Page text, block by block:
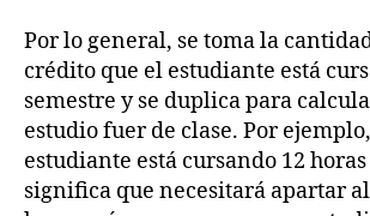
Por lo general, se toma la
crédito que el estudiante está
semestre y se duplica para
estudio fuer de clase. Por
estudiante está cursando 12
significa que necesitará apartar